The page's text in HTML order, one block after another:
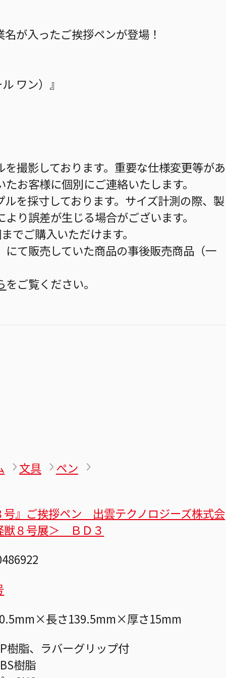
が入ったご挨拶ペンが登場！
ワン）』
撮影しております。重要な仕様変更等があ
お客様に個別にご連絡いたします。
を採寸しております。サイズ計測の際、製
り誤差が生じる場合がございます。
でご購入いただけます。
て販売していた商品の事後販売商品（一
をご覧ください。
文具 ペン
号』ご挨拶ペン 出雲テクノロジーズ株式会
８号展＞ ＢＤ３
長さ139.5mm×厚さ15mm
樹脂、ラバーグリップ付
樹脂